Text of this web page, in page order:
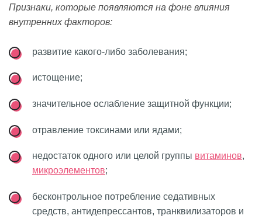
Признаки, которые появляются на фоне влияния
внутренних факторов:
развитие какого-либо заболевания;
истощение;
значительное ослабление защитной функции;
отравление токсинами или ядами;
недостаток одного или целой группы витаминов,
микроэлементов;
бесконтрольное потребление седативных
средств, антидепрессантов, транквилизаторов и